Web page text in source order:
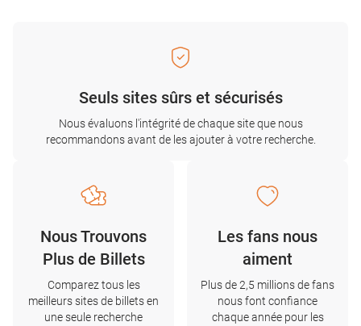
Seuls sites sûrs et sécurisés
Nous évaluons l'intégrité de chaque site que nous
recommandons avant de les ajouter à votre recherche.
Nous Trouvons
Plus de Billets
Comparez tous les
meilleurs sites de billets en
une seule recherche
Les fans nous
aiment
Plus de 2,5 millions de fans
nous font confiance
chaque année pour les